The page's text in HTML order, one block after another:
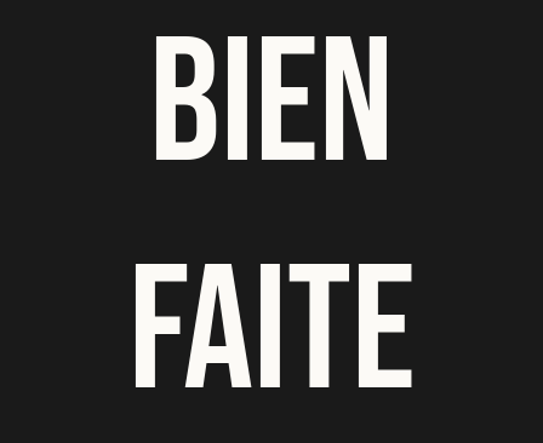
BIEN
FAITE